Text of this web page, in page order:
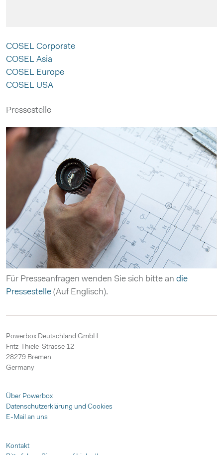
COSEL Corporate
COSEL Asia
COSEL Europe
COSEL USA
Pressestelle
Für Presseanfragen wenden Sie sich bitte an die
Pressestelle (Auf Englisch).
Powerbox Deutschland GmbH
Fritz-Thiele-Strasse 12
28279 Bremen
Germany
Über Powerbox
Datenschutzerklärung und Cookies
E-Mail an uns
Kontakt